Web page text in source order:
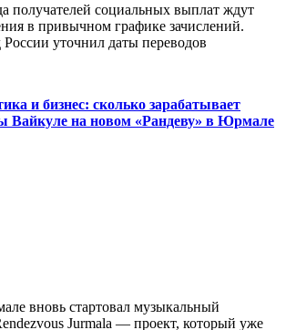
получателей социальных выплат ждут
в привычном графике зачислений.
уточнил даты переводов
и бизнес: сколько зарабатывает
Вайкуле на новом «Рандеву» в Юрмале
вновь стартовал музыкальный
Jurmala — проект, который уже